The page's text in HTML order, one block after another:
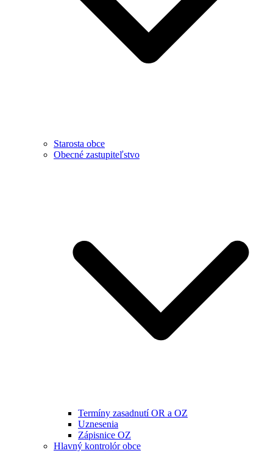
Starosta obce
Obecné zastupiteľstvo
Termíny zasadnutí OR a OZ
Uznesenia
Zápisnice OZ
Hlavný kontrolór obce